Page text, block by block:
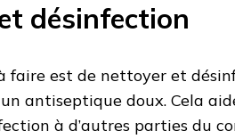
désinfection
faire est de nettoyer et
antiseptique doux. Cela
à d’autres parties du